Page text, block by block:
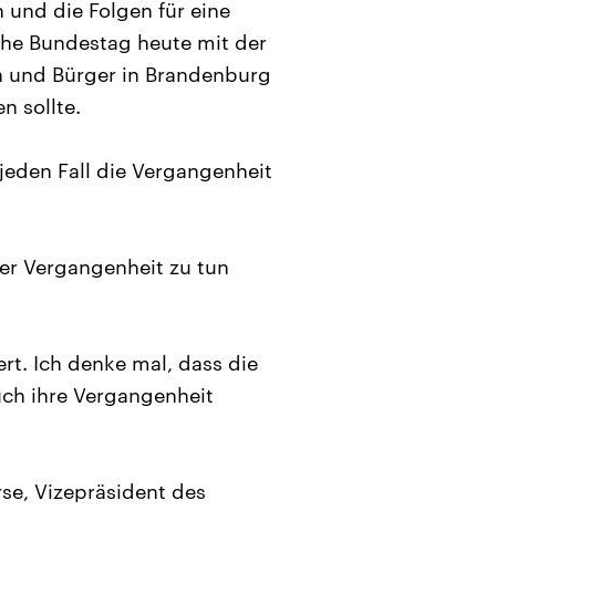
und die Folgen für eine
Bundestag heute mit der
und Bürger in Brandenburg
sollte.
Fall die Vergangenheit
Vergangenheit zu tun
Ich denke mal, dass die
ihre Vergangenheit
Vizepräsident des